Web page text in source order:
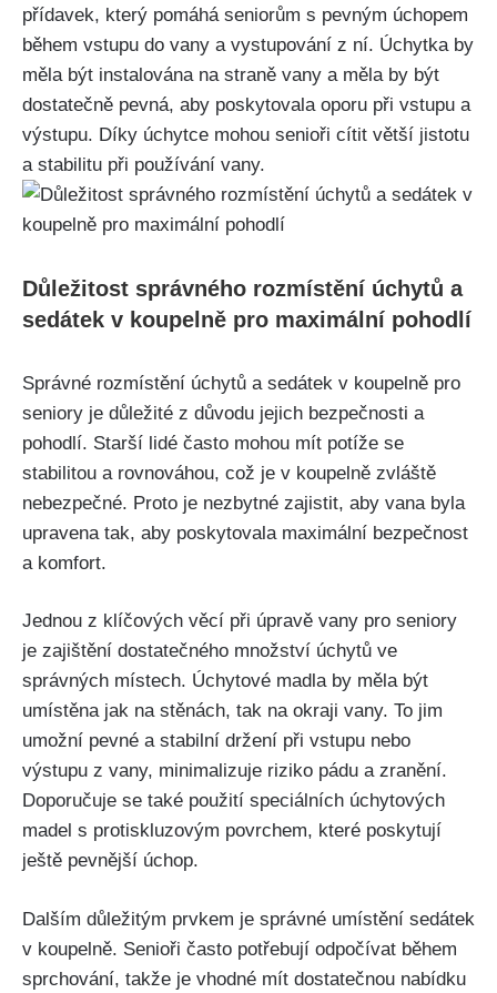
přídavek, který pomáhá seniorům s pevným úchopem
během vstupu do vany a vystupování z ní. Úchytka by
měla být instalována na straně vany a měla by být
dostatečně pevná, aby poskytovala oporu při vstupu a
výstupu. Díky úchytce mohou senioři cítit větší jistotu
a stabilitu při používání vany.
Důležitost správného rozmístění úchytů a
sedátek v koupelně pro maximální pohodlí
Správné rozmístění úchytů a sedátek v koupelně pro
seniory je důležité z důvodu jejich bezpečnosti a
pohodlí. Starší lidé často mohou mít potíže se
stabilitou a rovnováhou, což je v koupelně zvláště
nebezpečné. Proto je nezbytné zajistit, aby vana byla
upravena tak, aby poskytovala maximální bezpečnost
a komfort.
Jednou z klíčových věcí při úpravě vany pro seniory
je zajištění dostatečného množství úchytů ve
správných místech. Úchytové madla by měla být
umístěna jak na stěnách, tak na okraji vany. To jim
umožní pevné a stabilní držení při vstupu nebo
výstupu z vany, minimalizuje riziko pádu a zranění.
Doporučuje se také použití speciálních úchytových
madel s protiskluzovým povrchem, které poskytují
ještě pevnější úchop.
Dalším důležitým prvkem je správné umístění sedátek
v koupelně. Senioři často potřebují odpočívat během
sprchování, takže je vhodné mít dostatečnou nabídku